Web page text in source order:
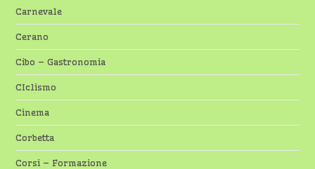
Carnevale
Cerano
Cibo – Gastronomia
CIclismo
Cinema
Corbetta
Corsi – Formazione